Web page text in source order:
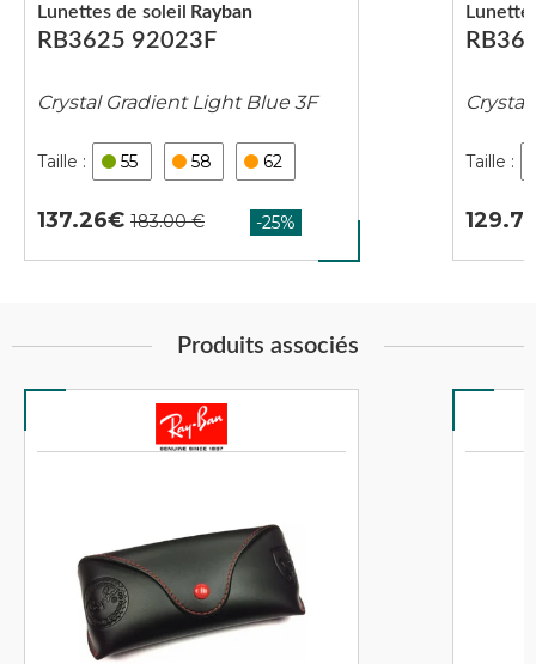
RB3625 92023F
Lunettes de soleil Rayban
Crystal Gradient Light Blue 3F
55 58 62
137.26
Crystal
Produits associés